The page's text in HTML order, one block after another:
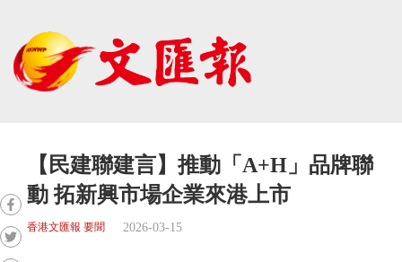
【民建聯建言】推動「A+H」品牌聯
動 拓新興市場企業來港上市
香港文匯報 要聞 2026-03-15